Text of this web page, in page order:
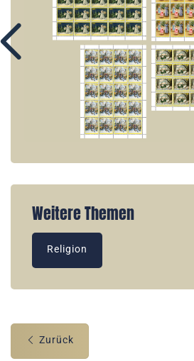
Weitere Themen
Religion
Zurück